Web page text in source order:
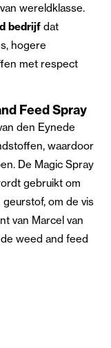
wereldklasse.
bedrijf dat
hogere
met respect
Feed Spray
den Eynede
waardoor
De Magic Spray
gebruikt om
om de vis
van Marcel van
weed and feed